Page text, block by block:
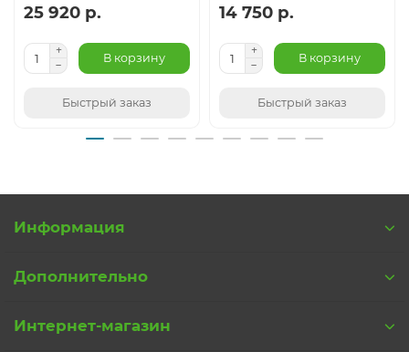
25 920 р.
В корзину
Быстрый заказ
14 750 р.
В корзину
Быстрый заказ
Информация
Дополнительно
Интернет-магазин